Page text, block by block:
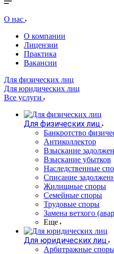
О нас
О компании
Лицензии
Практика
Вакансии
Для физических лиц
Для юридических лиц
Все услуги
Для физических лиц
Банкротство
Антиколлектор
Взыскание
Взыскание убытков
Наследственные
Списание
Жилищные споры
Семейные споры
Трудовые споры
Замена ветхого
Еще
Для юридических лиц
Арбитражные